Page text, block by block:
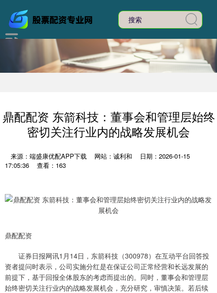
鼎配配资 东箭科技：董事会和管理层始终
密切关注行业内的战略发展机会
来源：端盛康优配APP下载 网站：诚利和
日期：2026-01-15
17:05:36
查看：163
鼎配配资
证券日报网讯1月14日，东箭科技（300978）在互动平台回答投
资者提问时表示，公司实施分红是在保证公司正常经营和长远发展的
前提下，基于回报全体股东的考虑而提出的。同时，董事会和管理层
始终密切关注行业内的战略发展机会，充分研究，审慎决策。若后续